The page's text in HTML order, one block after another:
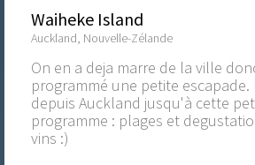
Waiheke Island
Auckland, Nouvelle-Zélande
On en a deja marre de la ville
programmé une petite
depuis Auckland jusqu'à cette
programme : plages et
vins :)